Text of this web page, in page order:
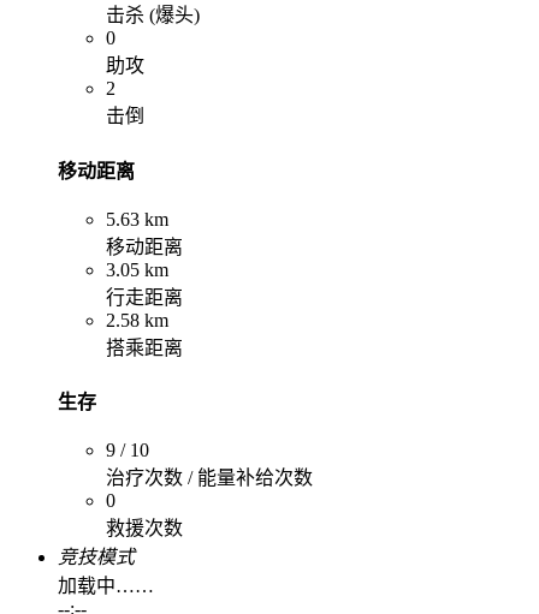
击杀 (爆头)
0
助攻
2
击倒
移动距离
5.63 km
移动距离
3.05 km
行走距离
2.58 km
搭乘距离
生存
9 / 10
治疗次数 / 能量补给次数
0
救援次数
竞技模式
加载中……
--:--